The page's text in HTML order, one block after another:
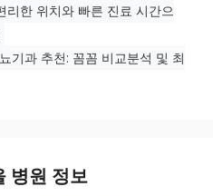
리한 위치와 빠른 진료 시간으
기과 추천: 꼼꼼 비교분석 및 최
병원 정보